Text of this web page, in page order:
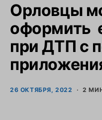
Орловцы
оформить
при ДТП с
26 ОКТЯБРЯ, 2022 2